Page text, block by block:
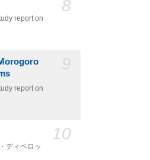
8
report on
report on
10
ディベロッ